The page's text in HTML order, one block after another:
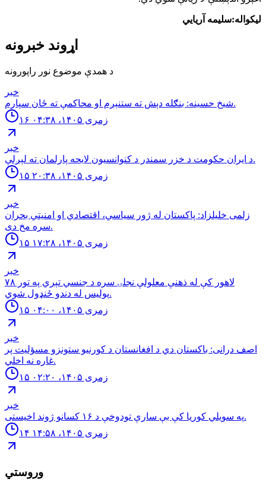
لیکواله:سلیمه آریایي
اړوند خبرونه
د همدې موضوع نور راپورونه
خبر
شيخ حسينه: بنګله دېش ته ستنېږم او محاكمې ته ځان سپارم.
۱۶ زمری ۱۴۰۵، ۰۴:۳۸
خبر
د ایران حکومت د خزر سمندر د کنوانسیون لایحه پارلمان ته لېږلې.
۱۵ زمری ۱۴۰۵، ۲۰:۳۸
خبر
زلمی خليلزاد: پاكستان له ژور سياسي، اقتصادي او امنيتي بحران
سره مخ دى.
۱۵ زمری ۱۴۰۵، ۱۷:۲۸
خبر
لاهور کې له ذهنې معلولې نجلۍ سره د جنسي تېري په تور ٧٨
پوليس له دندو ځنډول شوي.
۱۵ زمری ۱۴۰۵، ۰۴:۰۰
خبر
اصف درانى: باكستان دي د افغانستان د كورنيو ستونزو مسؤليت پر
غاره نه اخلي.
۱۵ زمری ۱۴۰۵، ۰۲:۲۰
خبر
په سويلي کوریا کې بې سارې تودوخې د ۱۶ کسانو ژوند اخیستی.
۱۴ زمری ۱۴۰۵، ۱۴:۵۸
وروستي